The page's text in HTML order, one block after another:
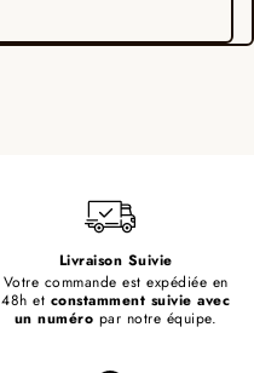
Livraison Suivie
Votre commande est expédiée en
48h et constamment suivie avec
un numéro par notre équipe.